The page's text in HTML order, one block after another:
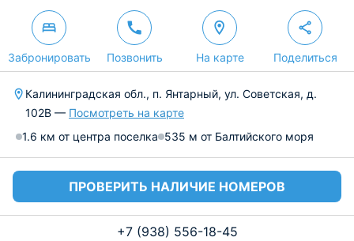
Забронировать Позвонить На карте Поделиться
Калининградская обл., п. Янтарный, ул. Советская, д.
102В — Посмотреть на карте
1.6 км от центра поселка 535 м от Балтийского моря
ПРОВЕРИТЬ НАЛИЧИЕ НОМЕРОВ
+7 (938) 556-18-45